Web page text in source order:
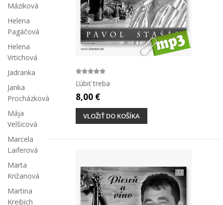
Máziková
Helena
Pagáčová
Helena
Vrtichová
Jadranka
Janka
Procházková
Mája
Velšicová
Marcela
Laiferová
Marta
Križanová
Martina
Kreibich
Ľúbiť treba
8,00 €
VLOŽIŤ DO KOŠÍKA